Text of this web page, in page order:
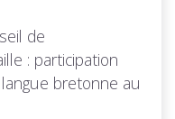
de
: participation
bretonne au